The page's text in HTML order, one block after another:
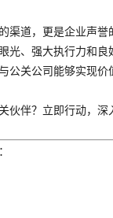
渠道，更是企业声
光、强大执行力和良
公关公司能够实现
伙伴？立即行动，